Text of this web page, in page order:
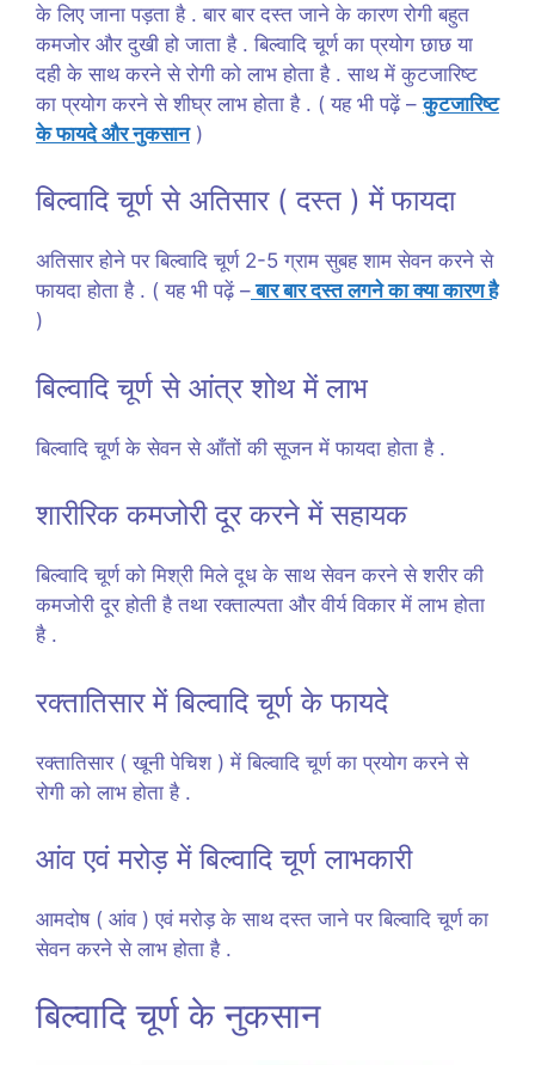
के लिए जाना पड़ता है . बार बार दस्त जाने के कारण रोगी बहुत
कमजोर और दुखी हो जाता है . बिल्वादि चूर्ण का प्रयोग छाछ या
दही के साथ करने से रोगी को लाभ होता है . साथ में कुटजारिष्ट
का प्रयोग करने से शीघ्र लाभ होता है . ( यह भी पढ़ें –कुटजारिष्ट
के फायदे और नुकसान)
बिल्वादि चूर्ण से अतिसार ( दस्त ) में फायदा
अतिसार होने पर बिल्वादि चूर्ण 2-5 ग्राम सुबह शाम सेवन करने से
फायदा होता है . ( यह भी पढ़ें –बार बार दस्त लगने का क्या कारण है
)
बिल्वादि चूर्ण से आंत्र शोथ में लाभ
बिल्वादि चूर्ण के सेवन से आँतों की सूजन में फायदा होता है .
शारीरिक कमजोरी दूर करने में सहायक
बिल्वादि चूर्ण को मिश्री मिले दूध के साथ सेवन करने से शरीर की
कमजोरी दूर होती है तथा रक्ताल्पता और वीर्य विकार में लाभ होता
है .
रक्तातिसार में बिल्वादि चूर्ण के फायदे
रक्तातिसार ( खूनी पेचिश ) में बिल्वादि चूर्ण का प्रयोग करने से
रोगी को लाभ होता है .
आंव एवं मरोड़ में बिल्वादि चूर्ण लाभकारी
आमदोष ( आंव ) एवं मरोड़ के साथ दस्त जाने पर बिल्वादि चूर्ण का
सेवन करने से लाभ होता है .
बिल्वादि चूर्ण के नुकसान